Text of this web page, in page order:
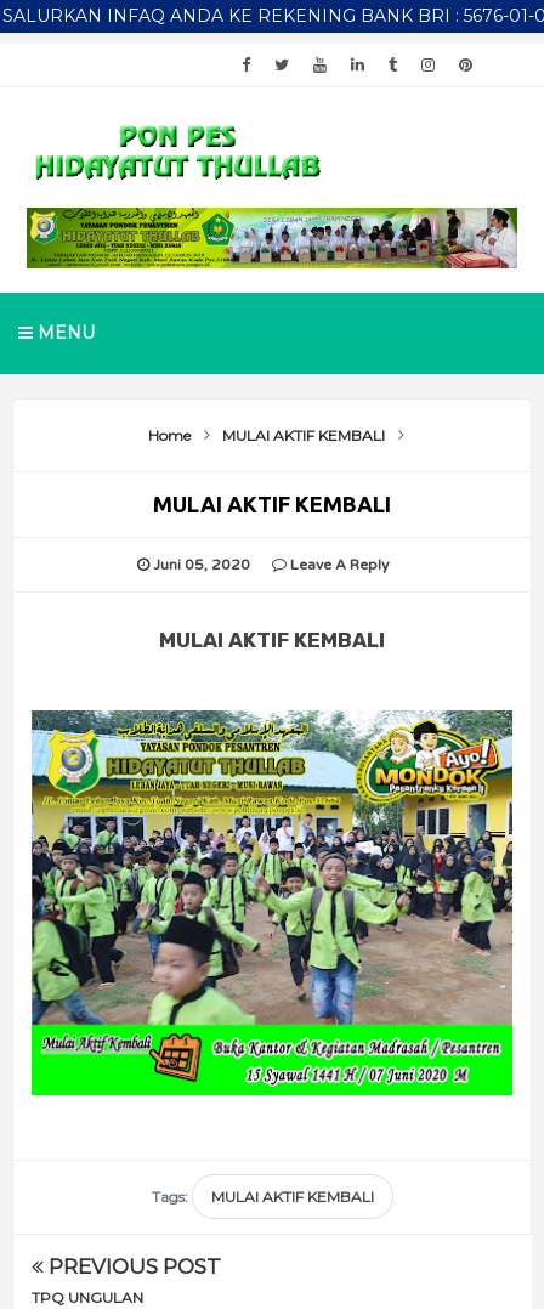
INFAQ ANDA KE REKENING BANK BRI : 5676-01-
MENU
Home MULAI AKTIF KEMBALI
MULAI AKTIF KEMBALI
Juni 05, 2020 Leave A Reply
MULAI AKTIF KEMBALI
Tags: MULAI AKTIF KEMBALI
PREVIOUS POST
TPQ UNGULAN